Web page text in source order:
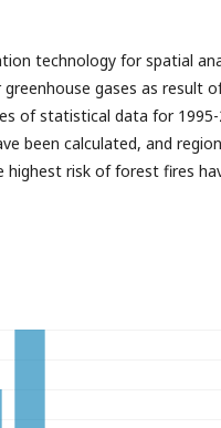
technology for spatial
gases as result
of statistical data for
been calculated, and
risk of forest fires